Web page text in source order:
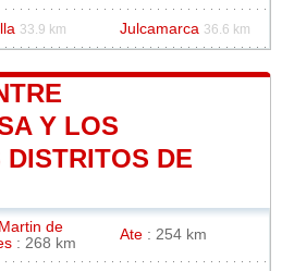
33.9 km Julcamarca 36.6 km
Y LOS
DE
de
: 268 km
Ate : 254 km